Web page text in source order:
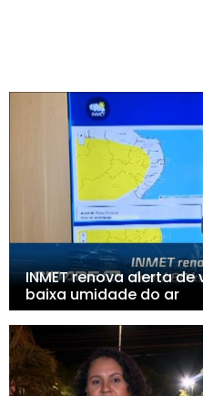
INMET renova alerta
baixa umidade do ar